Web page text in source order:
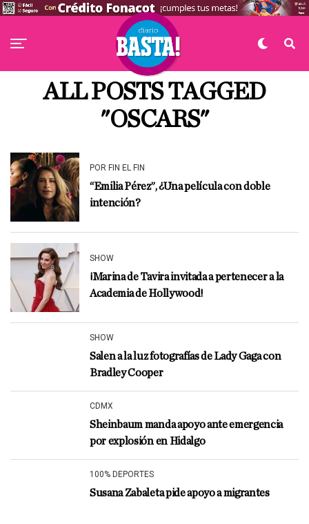
ALL POSTS TAGGED
"OSCARS"
POR FIN EL FIN
“Emilia Pérez”, ¿Una película con doble
intención?
SHOW
¡Marina de Tavira invitada a pertenecer a la
Academia de Hollywood!
SHOW
Salen a la luz fotografías de Lady Gaga con
Bradley Cooper
CDMX
Sheinbaum manda apoyo ante emergencia
por explosión en Hidalgo
100% DEPORTES
Susana Zabaleta pide apoyo a migrantes